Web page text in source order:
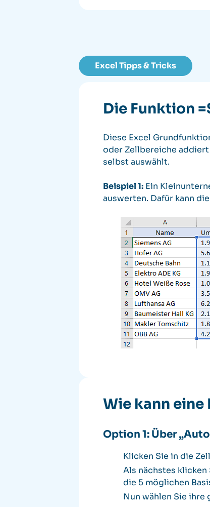
Excel Tipps & Tricks
Die Funktion
Diese Excel
oder Zellbereiche
selbst auswählt.
Beispiel 1: Ein
auswerten. Dafür kann
Wie kann
Option 1: Über
Klicken Sie in die
Als nächstes klicken
die 5 möglichen
Nun wählen Sie ihre